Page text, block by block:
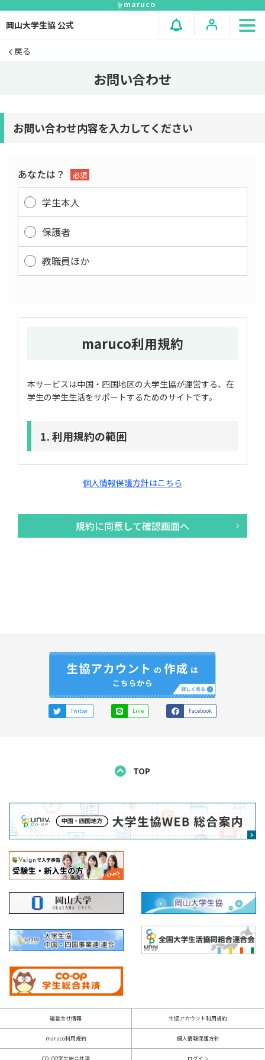
maruco
岡山大学生協 公式
戻る
お問い合わせ
お問い合わせ内容を⼊⼒してください
あなたは？ 必須
学生本人
保護者
教職員ほか
maruco利用規約
本サービスは中国・四国地区の大学生協が運営する、在
学生の学生生活をサポートするためのサイトです。
1. 利用規約の範囲
学生協」という）及び生活協同組合連合会大学生活協同
「maruco」（以下「当サイト」という）の利用に関
し、以下の利用規約の内容を承諾の上、利用するものと
2. ユーザーの資格
当サイトを利用できるユーザーは以下の方です。
本サービスの利用に際して、情報を登録のうえ、アカ
ウントの作成（以下「生協アカウント」という）が必
要となります。この場合、ユーザーの皆さまは、真
実、正確かつ完全な情報を登録しなければならず、常
に最新の情報となるよう修正しなければなりません。
ユーザーの皆さまは、本サービスの利用にて認証情報
身の責任で厳重に管理しなければなりません。岡山大
学生協は、登録された認証情報を利用して行われた一
切の行為を、ユーザーご本人の行為とみなすことがで
きます。
生協アカウントに関しては、「生協アカウント利用規
約」をご確認ください。
4. 禁止行為
皆様に当サイトを有益にご利用いただくため、当サイト
では以下の行為が禁止されています。
個人情報保護方針はこちら
規約に同意して確認画面へ
Twitter Line Facebook
TOP
運営会社情報 生協アカウント利用規約
maruco利用規約 個人情報保護方針